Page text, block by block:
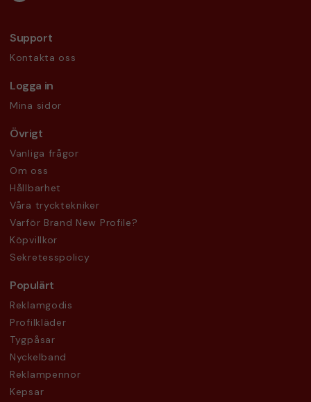
Support
Kontakta oss
Logga in
Mina sidor
Övrigt
Vanliga frågor
Om oss
Hållbarhet
Våra trycktekniker
Varför Brand New Profile?
Köpvillkor
Sekretesspolicy
Populärt
Reklamgodis
Profilkläder
Tygpåsar
Nyckelband
Reklampennor
Kepsar